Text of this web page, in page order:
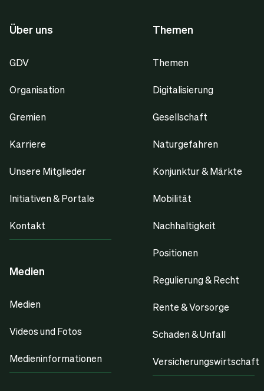
Über uns
GDV
Organisation
Gremien
Karriere
Unsere Mitglieder
Initiativen & Portale
Kontakt
Medien
Medien
Videos und Fotos
Medieninformationen
Themen
Themen
Digitalisierung
Gesellschaft
Naturgefahren
Konjunktur & Märkte
Mobilität
Nachhaltigkeit
Positionen
Regulierung & Recht
Rente & Vorsorge
Schaden & Unfall
Versicherungswirtschaft